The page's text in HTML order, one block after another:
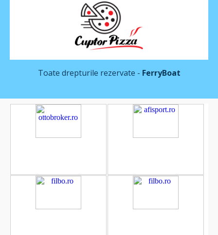
Toate drepturile rezervate - FerryBoat